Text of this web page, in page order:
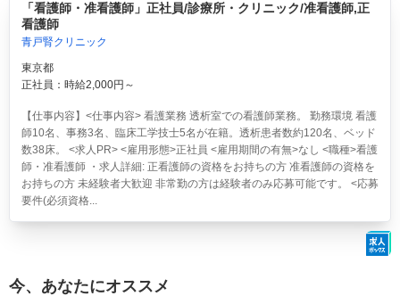
「看護師・准看護師」正社員/診療所・クリニック/准看護師,正
看護師
青戸腎クリニック
東京都
正社員：時給2,000円～
【仕事内容】<仕事内容> 看護業務 透析室での看護師業務。 勤務環境 看護
師10名、事務3名、臨床工学技士5名が在籍。透析患者数約120名、ベッド
数38床。 <求人PR> <雇用形態>正社員 <雇用期間の有無>なし <職種>看護
師・准看護師 ・求人詳細: 正看護師の資格をお持ちの方 准看護師の資格を
お持ちの方 未経験者大歓迎 非常勤の方は経験者のみ応募可能です。 <応募
要件(必須資格...
今、あなたにオススメ